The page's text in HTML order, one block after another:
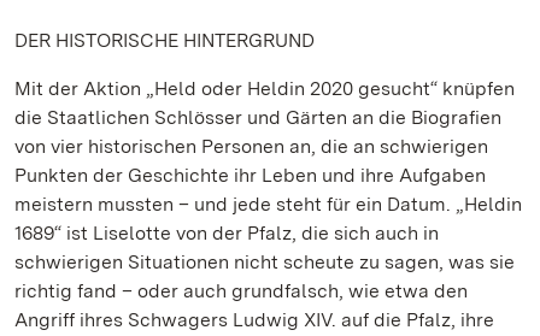
DER HISTORISCHE HINTERGRUND
Mit der Aktion „Held oder Heldin 2020 gesucht“ knüpfen
die Staatlichen Schlösser und Gärten an die Biografien
von vier historischen Personen an, die an schwierigen
Punkten der Geschichte ihr Leben und ihre Aufgaben
meistern mussten – und jede steht für ein Datum. „Heldin
1689“ ist Liselotte von der Pfalz, die sich auch in
schwierigen Situationen nicht scheute zu sagen, was sie
richtig fand – oder auch grundfalsch, wie etwa den
Angriff ihres Schwagers Ludwig XIV. auf die Pfalz, ihre